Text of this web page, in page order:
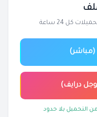
كل 24 ساعة
(مباشر)
درايف)
التحميل بلا حدود